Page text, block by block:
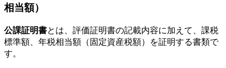
相当額）
公課証明書とは、評価証明書の記載内容に加えて、課税
標準額、年税相当額（固定資産税額）を証明する書類で
す。